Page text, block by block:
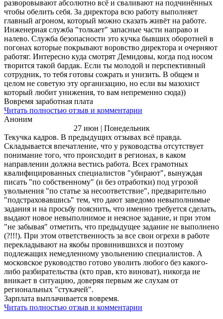
разворовывают абсолютно всё и сваливают на подчинённых
чтобы обелить себя. За директора всю работу выполняет
главный агроном, который можно сказать живёт на работе.
Инженерная служба "толкает" запасные части направо и
налево. Служба безопасности это кучка бывших оборотней в
погонах которые покрывают воровство директора и очерняют
работяг. Интересно куда смотрят Демидовы, когда под носом
творится такой бардак. Если ты молодой и перспективный
сотрудник, то тебя готовы сожрать и унизить. В общем и
целом не советую эту организацию, но если вы мазохист
который любит унижения, то вам непременно сюда))
Вовремя заработная плата
Читать полностью отзыв и комментарии
Аноним
27 июн | Понедельник
Текучка кадров. В предыдущих отзывах всё правда.
Складывается впечатление, что у руководства отсутствует
понимание того, что происходит в регионах, в каком
направлении должна вестись работа. Всех грамотных
квалифицированных специалистов "убирают", вынуждая
писать "по собственному" (и без отработки) под угрозой
увольнения "по статье за несоответствие", предварительно
"подстраховавшись" тем, что дают заведомо невыполнимые
задания и на просьбу пояснить, что именно требуется сделать,
выдают новое невыполнимое и неясное задание, и при этом
"не забывая" отметить, что предыдущее задание не выполнено
(?!!!). При этом ответственность за все свои огрехи в работе
перекладывают на якобы провинившихся и поэтому
подлежащих немедленному увольнению специалистов. А
московское руководство готово уволить любого без какого-
либо разбирательства (кто прав, кто виноват), никогда не
вникает в ситуацию, доверяя первым же слухам от
региональных "стукачей".
Зарплата выплачивается вовремя.
Читать полностью отзыв и комментарии